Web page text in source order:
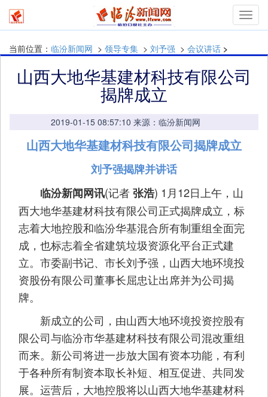
当前位置： 临汾新闻网 > 领导专集 > 刘予强 > 会议讲话 >
山西大地华基建材科技有限公司
揭牌成立
2019-01-15 08:57:10 来源：临汾新闻网
山西大地华基建材科技有限公司揭牌成立
刘予强揭牌并讲话
临汾新闻网讯(记者张浩) 1月12日上午，山
西大地华基建材科技有限公司正式揭牌成立，标
志着大地控股和临汾华基混合所有制重组全面完
成，也标志着全省建筑垃圾资源化平台正式建
立。市委副书记、市长刘予强，山西大地环境投
资股份有限公司董事长屈忠让出席并为公司揭
牌。
新成立的公司，由山西大地环境投资控股有
限公司与临汾市华基建材科技有限公司混改重组
而来。新公司将进一步放大国有资本功能，有利
于各种所有制资本取长补短、相互促进、共同发
展。运营后，大地控股将以山西大地华基建材科